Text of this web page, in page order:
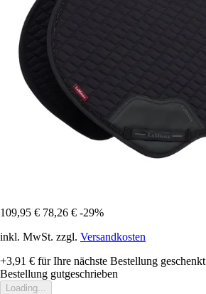
109,95 € 78,26 € -29%
inkl. MwSt. zzgl. Versandkosten
+3,91 € für Ihre nächste Bestellung geschenkt
Bestellung gutgeschrieben
Loading...